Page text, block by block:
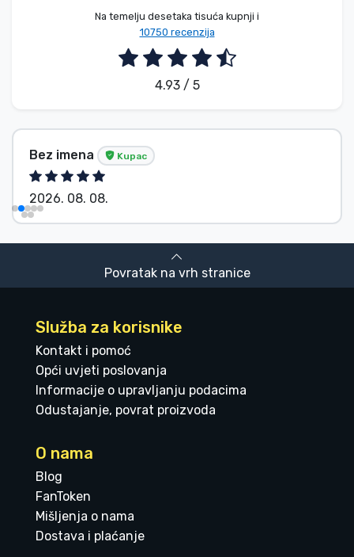
Na temelju desetaka tisuća kupnji i
10750 recenzija
4.93 / 5
Bez imena Kupac
2026. 08. 08.
Povratak na vrh stranice
Služba za korisnike
Kontakt i pomoć
Opći uvjeti poslovanja
Informacije o upravljanju podacima
Odustajanje, povrat proizvoda
O nama
Blog
FanToken
Mišljenja o nama
Dostava i plaćanje